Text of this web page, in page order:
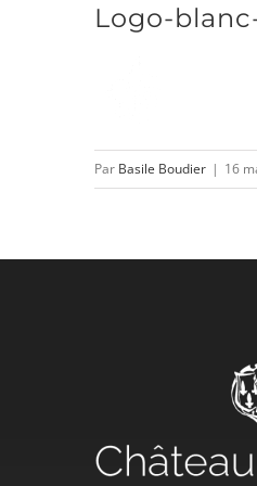
Logo-
Par Basile Boudier | 16